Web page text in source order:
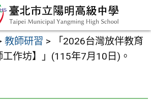
教師研習 >
「2026台灣放伴教育
作坊】」(115年7月10日)。